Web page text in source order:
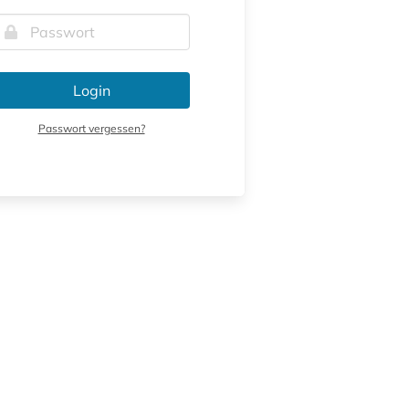
Login
Passwort vergessen?